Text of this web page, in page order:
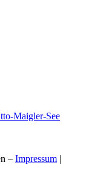
Maigler-See
– Impressum |